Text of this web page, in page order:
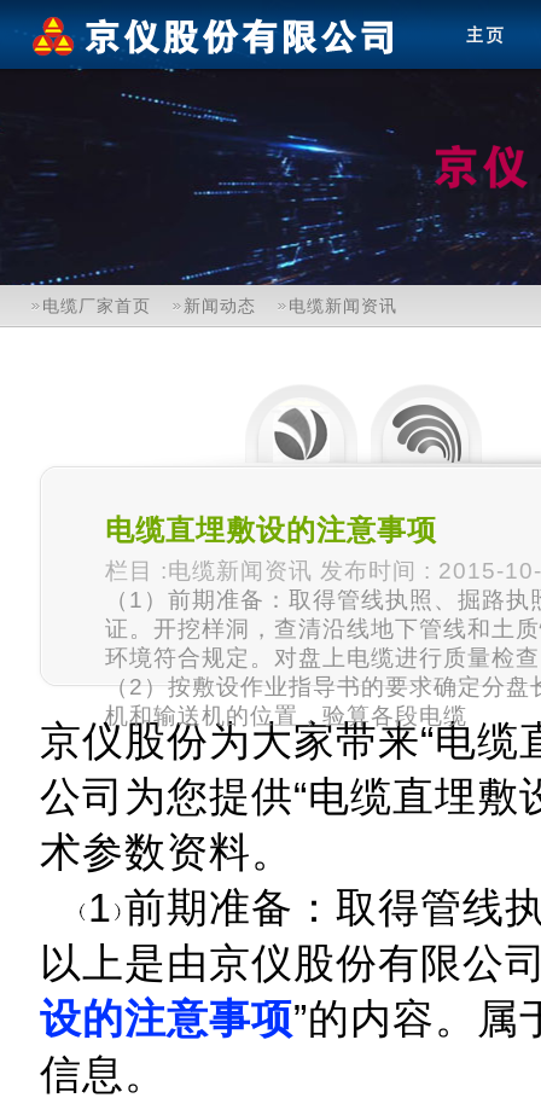
电缆厂家首页 新闻动态 电缆新闻资讯
电缆直埋敷设的注意事项
栏目 :电缆新闻资讯 发布时间 : 2015-
（1）前期准备：取得管线执照、掘路
证。开挖样洞，查清沿线地下管线和土
环境符合规定。对盘上电缆进行质量检
（2）按敷设作业指导书的要求确定分盘
机和输送机的位置，验算各段电缆
京仪股份为大家带来“电缆
公司为您提供“电缆直埋敷
术参数资料。
1 前期准备：取得管线
以上是由京仪股份有限公
设的注意事项”的内容。属
信息。